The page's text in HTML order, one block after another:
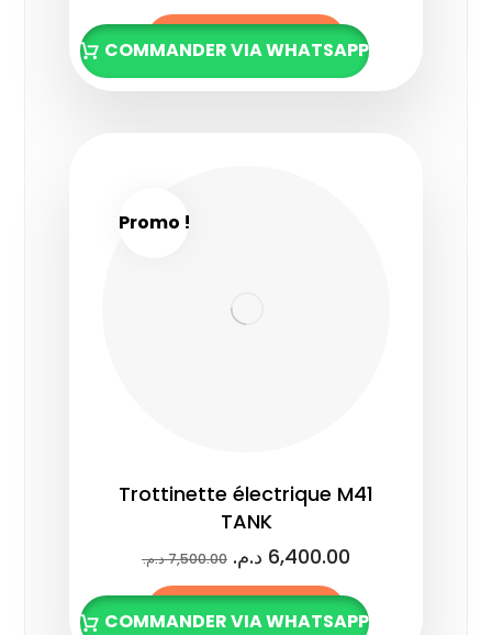
Lire la suite
COMMANDER VIA WHATSAPP
Promo !
Trottinette électrique M41
TANK
7,500.00د.م. 6,400.00 د.م.
Lire la suite
COMMANDER VIA WHATSAPP